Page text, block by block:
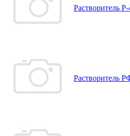
Растворитель
Растворитель